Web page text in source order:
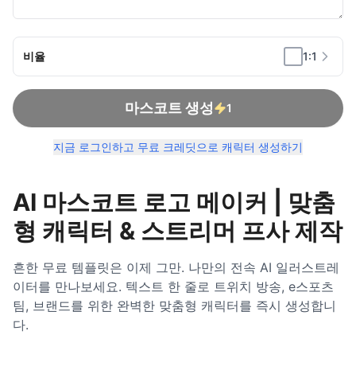
비율 1:1
마스코트 생성 1
지금 로그인하고 무료 크레딧으로 캐릭터 생성하기
AI 마스코트 로고 메이커 | 맞춤
형 캐릭터 & 스트리머 프사 제작
흔한 무료 템플릿은 이제 그만. 나만의 전속 AI 일러스트레
이터를 만나보세요. 텍스트 한 줄로 트위치 방송, e스포츠
팀, 브랜드를 위한 완벽한 맞춤형 캐릭터를 즉시 생성합니
다.